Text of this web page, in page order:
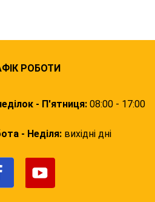
РОБОТИ
- П'ятниця: 08:00 - 17:00
- Неділя: вихідні дні